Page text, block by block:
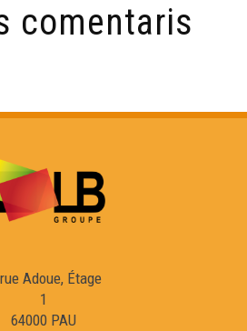
comentaris
Adoue, Étage
1
64000 PAU